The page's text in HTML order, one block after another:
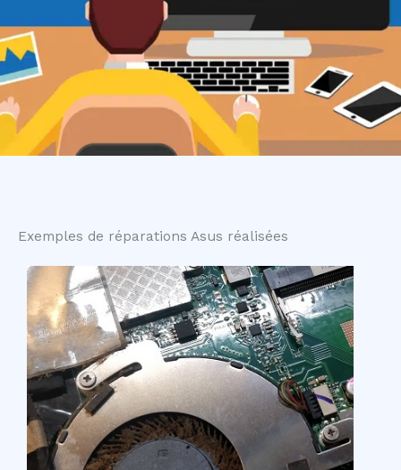
Exemples de réparations Asus réalisées